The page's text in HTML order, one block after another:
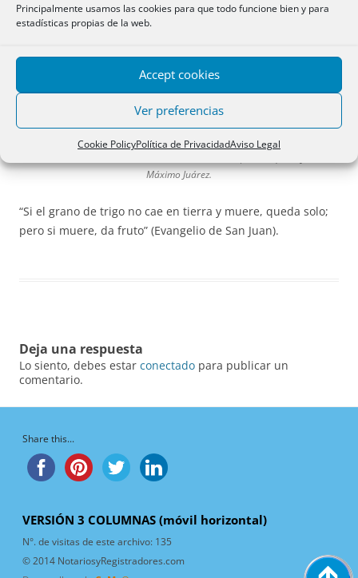
Principalmente usamos las cookies para que todo funcione bien y para
estadísticas propias de la web.
Accept cookies
Ver preferencias
Cookie PolicyPolítica de PrivacidadAviso Legal
Máximo Juárez.
“Si el grano de trigo no cae en tierra y muere, queda solo;
pero si muere, da fruto” (Evangelio de San Juan).
Deja una respuesta
Lo siento, debes estar conectado para publicar un
comentario.
Share this...
VERSIÓN 3 COLUMNAS (móvil horizontal)
N°. de visitas de este archivo: 135
© 2014 NotariosyRegistradores.com